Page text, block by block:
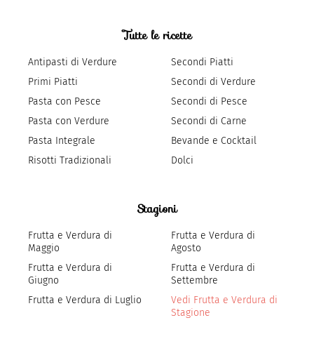
Tutte le ricette
Antipasti di Verdure
Primi Piatti
Pasta con Pesce
Pasta con Verdure
Pasta Integrale
Risotti Tradizionali
Secondi Piatti
Secondi di Verdure
Secondi di Pesce
Secondi di Carne
Bevande e Cocktail
Dolci
Stagioni
Frutta e Verdura di
Maggio
Frutta e Verdura di
Giugno
Frutta e Verdura di Luglio
Frutta e Verdura di
Agosto
Frutta e Verdura di
Settembre
Vedi Frutta e Verdura di
Stagione